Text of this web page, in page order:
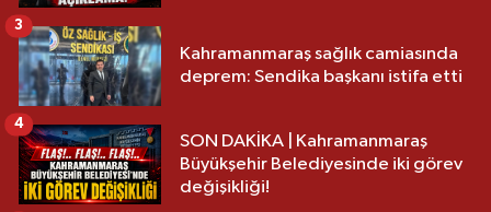
Kahramanmaraş sağlık camiasında
deprem: Sendika başkanı istifa etti
3
SON DAKİKA | Kahramanmaraş
Büyükşehir Belediyesinde iki görev
değişikliği!
4